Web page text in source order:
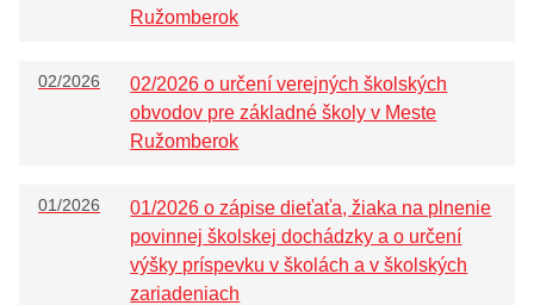
Prehľad predpisov
Územný plán
Dokumenty mesta
Ružomberok
02/2026
02/2026 o určení verejných školských
obvodov pre základné školy v Meste
Ružomberok
01/2026
01/2026 o zápise dieťaťa, žiaka na plnenie
povinnej školskej dochádzky a o určení
výšky príspevku v školách a v školských
zariadeniach